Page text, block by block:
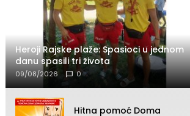
Heroji Rajske plaže: Spasioci u jednom
danu spasili tri života
09/08/2026 0
Hitna pomoć Doma